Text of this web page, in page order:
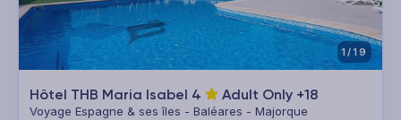
1/19
Hôtel THB Maria Isabel 4 Adult Only +18
Voyage Espagne & ses îles - Baléares - Majorque